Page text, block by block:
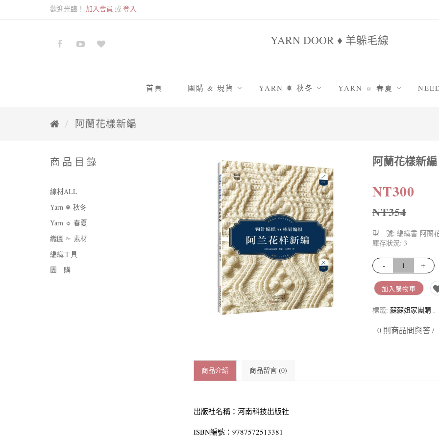
歡迎光臨！ 加入會員 或登入
YARN DOOR ♦ 羊躲毛線
首頁 團購 & 現貨 YARN ❅ 秋冬
防縮耐洗 | 舊水洗美麗諾
防縮耐洗 | 舊時光美麗諾
防縮耐洗 | 雲沐顏美麗諾
防縮耐洗 | 暖暖防縮羊毛
長段染羊毛 | 彩虹
長段染噴毛紗 | 琉璃云
長段染毛絨絨 | 花霧
爆米花圈圈紗 | 隨風
YARN ☼ 春夏
包包線|圓股棉線
娃娃線|萌娃娃
娃娃線|雪絨花2號
吸
阿蘭花樣新編
商品目錄
線材ALL
Yarn ❅ 秋冬
Yarn ☼ 春夏
織圖 ✁ 素材
編織工具
團 購
阿蘭花樣新編
NT300
NT354
型 號: 編織書-阿蘭
庫存狀況: 3
- +
加入購物車
標籤: 蘇蘇姐家團購 .
0 則商品問與答 /
商品介紹 商品留言 (0)
出版社名稱：河南科技出版社
ISBN編號：9787572513381